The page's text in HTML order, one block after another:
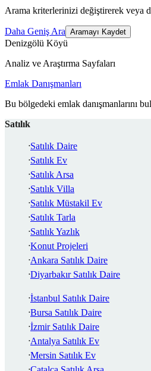
Arama kriterlerinizi değiştirerek veya
Daha Geniş Ara Aramayı Kaydet
Denizgölü Köyü
Analiz ve Araştırma Sayfaları
Emlak Danışmanları
Bu bölgedeki emlak danışmanlarını
Satılık
Satılık Daire
Satılık Ev
Satılık Arsa
Satılık Villa
Satılık Müstakil Ev
Satılık Tarla
Satılık Yazlık
Konut Projeleri
Ankara Satılık Daire
Diyarbakır Satılık Daire
İstanbul Satılık Daire
Bursa Satılık Daire
İzmir Satılık Daire
Antalya Satılık Ev
Mersin Satılık Ev